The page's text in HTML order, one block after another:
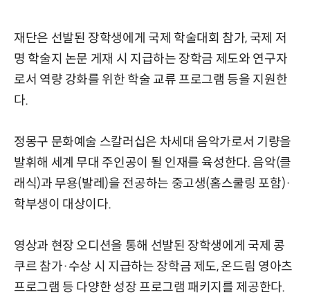
재단은 선발된 장학생에게 국제 학술대회 참가, 국제 저
명 학술지 논문 게재 시 지급하는 장학금 제도와 연구자
로서 역량 강화를 위한 학술 교류 프로그램 등을 지원한
다.
정몽구 문화예술 스칼러십은 차세대 음악가로서 기량을
발휘해 세계 무대 주인공이 될 인재를 육성한다. 음악(클
래식)과 무용(발레)을 전공하는 중고생(홈스쿨링 포함)·
학부생이 대상이다.
영상과 현장 오디션을 통해 선발된 장학생에게 국제 콩
쿠르 참가·수상 시 지급하는 장학금 제도, 온드림 영아츠
프로그램 등 다양한 성장 프로그램 패키지를 제공한다.